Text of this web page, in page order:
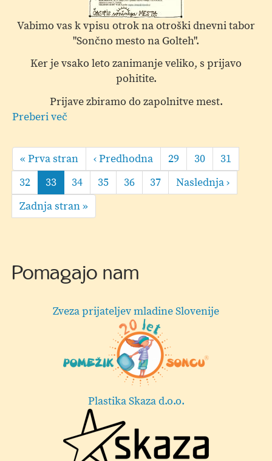
Vabimo vas k vpisu otrok na otroški dnevni tabor
"Sončno mesto na Golteh".
Ker je vsako leto zanimanje veliko, s prijavo
pohitite.
Prijave zbiramo do zapolnitve mest.
Preberi več
mesto
na
Golteh
-
dnevni
Pagination
First
page
« Prva stran
Predhodna
stran
‹ Predhodna Page
29 Page
30 Page
31
Page
32
Current
page
33 Page
34 Page
35 Page
36 Page
37
Naslednja
stran
Naslednja ›
Last
page
Zadnja stran »
Pomagajo nam
Hermi d.o.o.
Lekarna Velenje